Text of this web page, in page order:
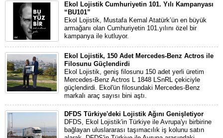
Ekol Lojistik Cumhuriyetin 101. Yılı Kampanyası
“BU101”
Ekol Lojistik, Mustafa Kemal Atatürk’ün en büyük
armağanı olan Cumhuriyetin 101.yılını özel bir
kampanya ile kutluyor.
Ekol Lojistik, 150 Adet Mercedes-Benz Actros ile
Filosunu Güçlendirdi
Ekol Lojistik, geniş filosunu 150 adet yerli üretim
Mercedes-Benz Actros L 1848 LSnRL çekiciyle
güçlendirdi. Ekol'ün filosundaki Mercedes-Benz
markalı araç sayısı bini aştı.
DFDS Türkiye'deki Lojistik Ağını Genişletiyor
DFDS, Ekol Lojistik'in Türkiye ile Avrupa'yı birbirine
bağlayan uluslararası taşımacılık iş kolunu satın